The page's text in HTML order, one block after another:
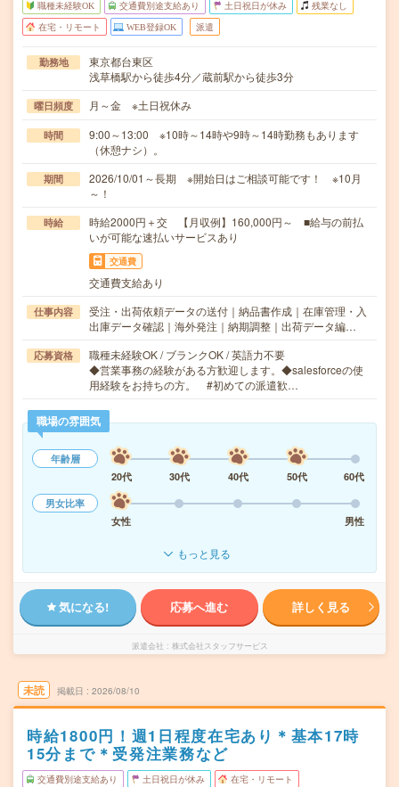
職種未経験OK 交通費別途支給あり 土日祝日が休み 残業なし
在宅・リモート WEB登録OK 派遣
勤務地
東京都台東区
浅草橋駅から徒歩4分／蔵前駅から徒歩3分
曜日頻度 月～金 ※土日祝休み
時間
9:00～13:00 ※10時～14時や9時～14時勤務もあります
（休憩ナシ）。
期間
2026/10/01～長期 ※開始日はご相談可能です！ ※10月
～！
時給
時給2000円＋交 【月収例】160,000円～ ■給与の前払
いが可能な速払いサービスあり
交通費
交通費支給あり
仕事内容
受注・出荷依頼データの送付｜納品書作成｜在庫管理・入
出庫データ確認｜海外発注｜納期調整｜出荷データ編…
応募資格
職種未経験OK / ブランクOK / 英語力不要
◆営業事務の経験がある方歓迎します。◆salesforceの使
用経験をお持ちの方。 #初めての派遣歓…
職場の雰囲気
年齢層
20代
30代 40代 50代
60代
男女比率
女性
男性
もっと見る
気になる! 応募へ進む 詳しく見る
派遣会社 株式会社スタッフサービス
未読 掲載日 2026/08/10
時給1800円！週1日程度在宅あり＊基本17時
15分まで＊受発注業務など
交通費別途支給あり 土日祝日が休み 在宅・リモート